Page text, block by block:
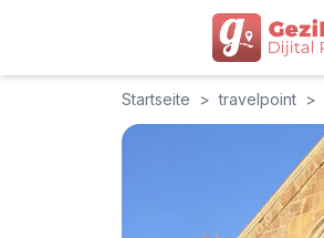
Startseite > travelpoint >